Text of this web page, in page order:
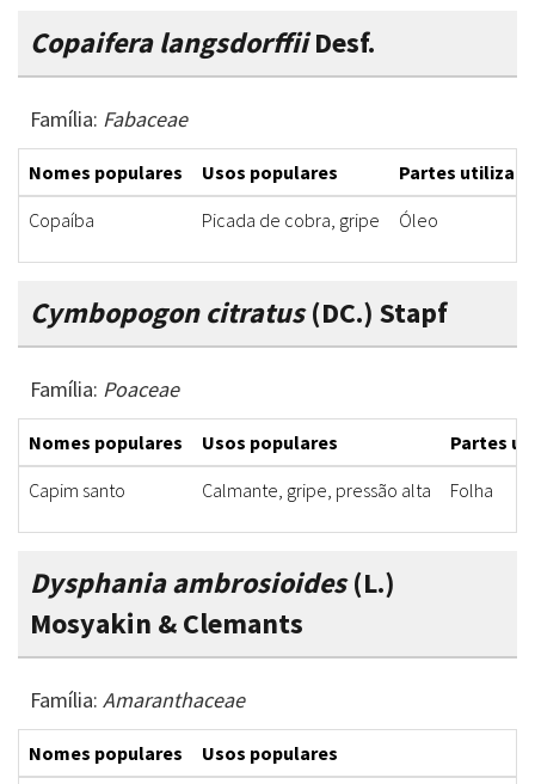
Copaifera langsdorffiiDesf.
Família: Fabaceae
Nomes populares Usos populares
Partes
Copaíba
Picada de cobra, gripe Óleo
Cymbopogon citratus(DC.) Stapf
Família: Poaceae
Nomes populares Usos populares
Partes
Capim santo
Calmante, gripe, pressão alta Folha
Dysphania ambrosioides(L.)
Mosyakin & Clemants
Família: Amaranthaceae
Nomes populares
Usos populares